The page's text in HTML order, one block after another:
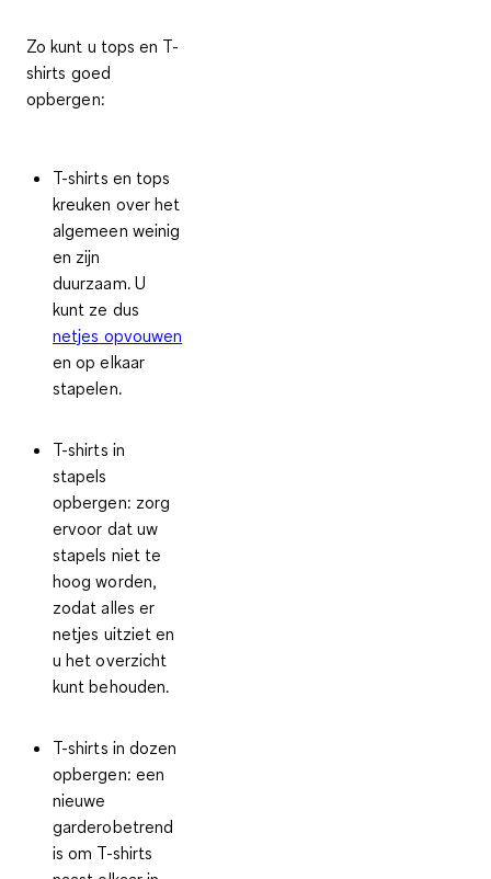
Zo kunt u tops en T-
shirts goed
opbergen:
T-shirts en tops
kreuken over het
algemeen weinig
en zijn
duurzaam. U
kunt ze dus
netjes opvouwen
en op elkaar
stapelen.
T-shirts in
stapels
opbergen: zorg
ervoor dat uw
stapels niet te
hoog worden,
zodat alles er
netjes uitziet en
u het overzicht
kunt behouden.
T-shirts in dozen
opbergen: een
nieuwe
garderobetrend
is om T-shirts